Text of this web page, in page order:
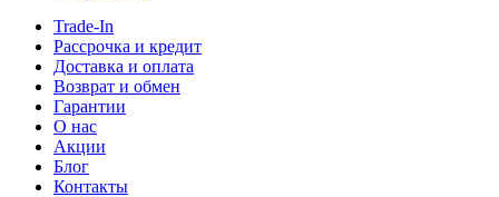
Trade-In
Рассрочка и кредит
Доставка и оплата
Возврат и обмен
Гарантии
О нас
Акции
Блог
Контакты